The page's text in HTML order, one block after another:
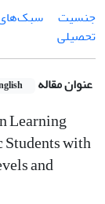
جنسیت
تحصیلی
عنوان مقاله
Learning
with
and